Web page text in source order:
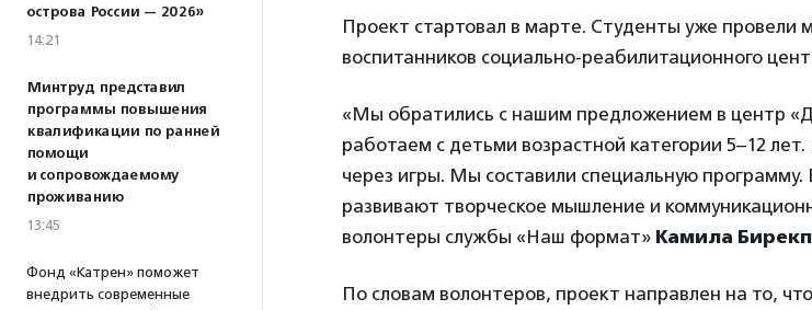
острова России — 2026»
14:21
Минтруд представил
программы повышения
квалификации по ранней
помощи
и сопровождаемому
проживанию
13:45
Фонд «Катрен» поможет
внедрить современные
Проект стартовал в марте. Студенты уже провели
воспитанников социально-реабилитационного
«Мы обратились с нашим предложением в центр
работаем с детьми возрастной категории 5–12
через игры. Мы составили специальную
развивают творческое мышление и
волонтеры службы «Наш формат» Камила
По словам волонтеров, проект направлен на то,